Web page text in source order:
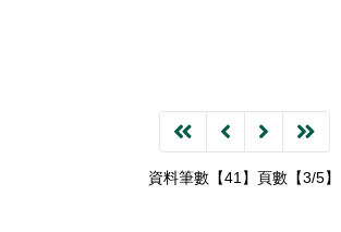
資料筆數【41】頁數【3/5】